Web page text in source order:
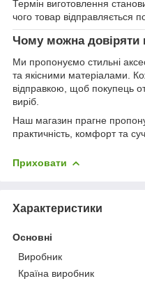
Термін виготовлення
чого товар відправляється
Чому можна довіряти
Ми пропонуємо стильні
та якісними матеріалами.
відправкою, щоб покупець
виріб.
Наш магазин прагне
практичність, комфорт та
Приховати
Характеристики
Основні
Виробник
Країна виробник